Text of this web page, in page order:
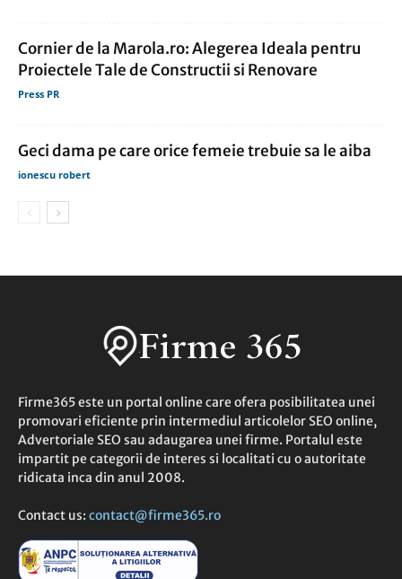
Cornier de la Marola.ro: Alegerea Ideala pentru
Proiectele Tale de Constructii si Renovare
Press PR
Geci dama pe care orice femeie trebuie sa le aiba
ionescu robert
Firme365 este un portal online care ofera posibilitatea unei
promovari eficiente prin intermediul articolelor SEO online,
Advertoriale SEO sau adaugarea unei firme. Portalul este
impartit pe categorii de interes si localitati cu o autoritate
ridicata inca din anul 2008.
Contact us: contact@firme365.ro